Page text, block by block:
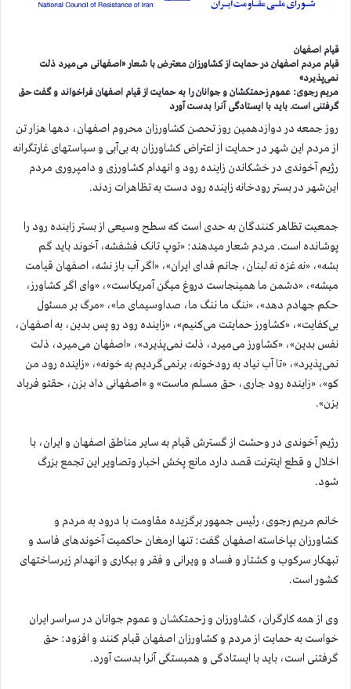
قیام اصفهان
قیام مردم اصفهان در حمایت از کشاورزان معترض با شعار «اصفهانی می‌میرد ذلت
نمی‌پذیرد»
مریم رجوی: عموم زحمتکشان و جوانان را به حمایت از قیام اصفهان فراخواند و گفت حق
گرفتنی است. باید با ایستادگی آنرا بدست آورد
روز جمعه در دوازدهمین روز تحصن کشاورزان محروم اصفهان، دهها هزار تن
از مردم این شهر در حمایت از اعتراض کشاورزان به بی‌آبی و سیاستهای غارتگرانه
رژیم آخوندی در خشکاندن زاینده رود و انهدام کشاورزی و دامپروری مردم
این‌شهر در بستر رودخانه زاینده رود دست به تظاهرات زدند.
جمعیت تظاهر کنندگان به حدی است که سطح وسیعی از بستر زاینده رود را
پوشانده است. مردم شعار میدهند: «توپ تانک فشفشه، آخوند باید گم
بشه»، «نه غزه نه لبنان، جانم فدای ایران»، «اگر آب باز نشه، اصفهان قیامت
میشه»، «دشمن ما همينجاست دروغ ميگن آمريكاست»، «وای اگر کشاورز،
حکم جهادم دهد»، «ننگ ما ننگ ما، صداوسیمای ما»، «مرگ بر مسئول
بی‌کفایت»، «کشاورز حمایتت می‌کنیم»، «زاینده رود رو پس بدین، به اصفهان،
نفس بدین»، «کشاورز می‌میرد، ذلت نمی‌پذیرد»، «اصفهان می‌میرد، ذلت
نمی‌پذیرد»، «تا آب نیاد به رودخونه، برنمی‌گردیم به خونه»، «زاینده رود من
کو»، «زاینده رود جاری، حق مسلم ماست» و «اصفهانی داد بزن، حقتو فریاد
بزن».
رژیم آخوندی در وحشت از گسترش قیام به سایر مناطق اصفهان و ایران، با
اخلال و قطع اینترنت قصد دارد مانع پخش اخبار وتصاویر این تجمع بزرگ
شود.
خانم مریم رجوی، رئیس جمهور برگزیده مقاومت با درود به مردم و
کشاورزان بپاخاسته اصفهان گفت: تنها ارمغان حاکمیت آخوندهای فاسد و
تبهکار سرکوب و کشتار و فساد و ویرانی و فقر و بیکاری و انهدام زیرساختهای
کشور است.
وی از همه کارگران، کشاورزان و زحمتکشان و عموم جوانان در سراسر ایران
خواست به حمایت از مردم و کشاورزان اصفهان قیام کنند و افزود: حق
گرفتنی است، باید با ایستادگی و همبستگی آنرا بدست آورد.